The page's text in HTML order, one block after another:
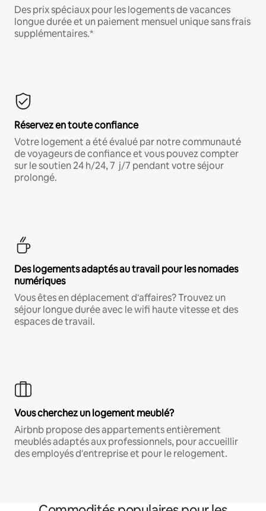
Des prix spéciaux pour les logements de vacances
longue durée et un paiement mensuel unique sans frais
supplémentaires.*
Réservez en toute confiance
Votre logement a été évalué par notre communauté
de voyageurs de confiance et vous pouvez compter
sur le soutien 24 h/24, 7 j/7 pendant votre séjour
prolongé.
Des logements adaptés au travail pour les nomades
numériques
Vous êtes en déplacement d'affaires? Trouvez un
séjour longue durée avec le wifi haute vitesse et des
espaces de travail.
Vous cherchez un logement meublé?
Airbnb propose des appartements entièrement
meublés adaptés aux professionnels, pour accueillir
des employés d'entreprise et pour le relogement.